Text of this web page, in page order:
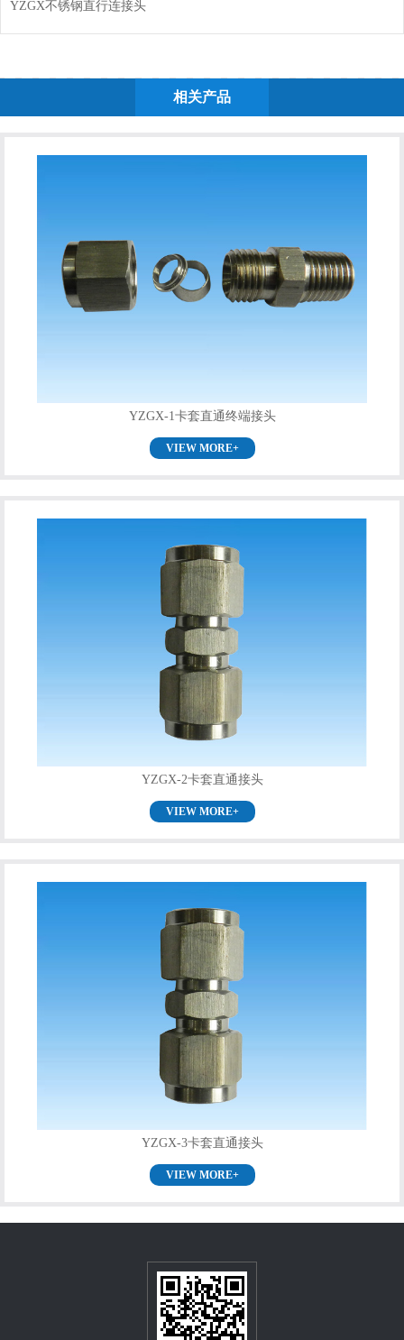
YZGX不锈钢直行连接头
相关产品
YZGX-1卡套直通终端接头
VIEW MORE+
YZGX-2卡套直通接头
VIEW MORE+
YZGX-3卡套直通接头
VIEW MORE+